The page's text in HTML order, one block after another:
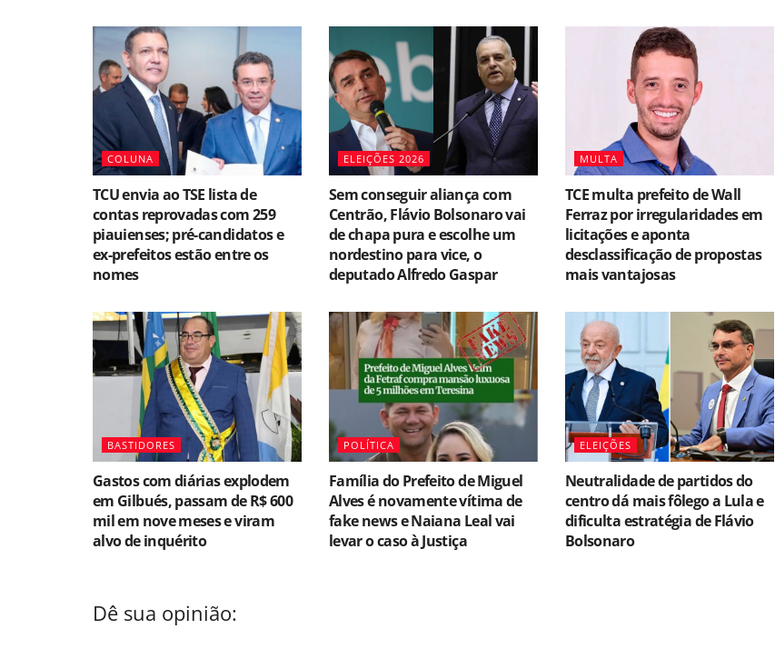
COLUNA
TCU envia ao TSE lista de
contas reprovadas com 259
piauienses; pré-candidatos e
ex-prefeitos estão entre os
nomes
ELEIÇÕES 2026
Sem conseguir aliança com
Centrão, Flávio Bolsonaro vai
de chapa pura e escolhe um
nordestino para vice, o
deputado Alfredo Gaspar
MULTA
TCE multa prefeito de Wall
Ferraz por irregularidades em
licitações e aponta
desclassificação de propostas
mais vantajosas
BASTIDORES
Gastos com diárias explodem
em Gilbués, passam de R$ 600
mil em nove meses e viram
alvo de inquérito
POLÍTICA
Família do Prefeito de Miguel
Alves é novamente vítima de
fake news e Naiana Leal vai
levar o caso à Justiça
ELEIÇÕES
Neutralidade de partidos do
centro dá mais fôlego a Lula e
dificulta estratégia de Flávio
Bolsonaro
Dê sua opinião: